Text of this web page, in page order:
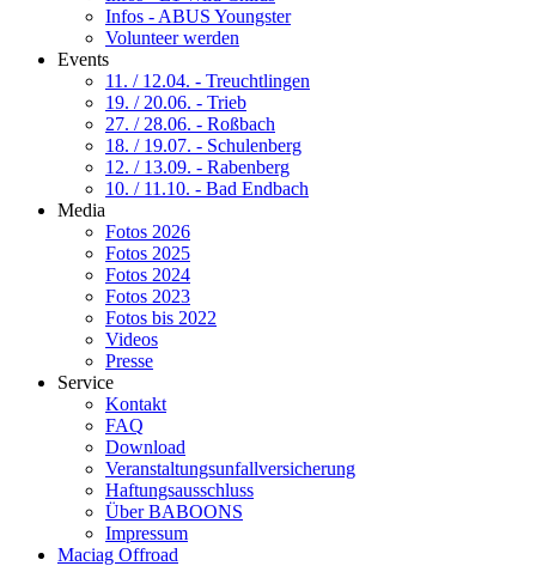
Infos - ABUS Youngster
Volunteer werden
Events
11. / 12.04. - Treuchtlingen
19. / 20.06. - Trieb
27. / 28.06. - Roßbach
18. / 19.07. - Schulenberg
12. / 13.09. - Rabenberg
10. / 11.10. - Bad Endbach
Media
Fotos 2026
Fotos 2025
Fotos 2024
Fotos 2023
Fotos bis 2022
Videos
Presse
Service
Kontakt
FAQ
Download
Veranstaltungsunfallversicherung
Haftungsausschluss
Über BABOONS
Impressum
Maciag Offroad